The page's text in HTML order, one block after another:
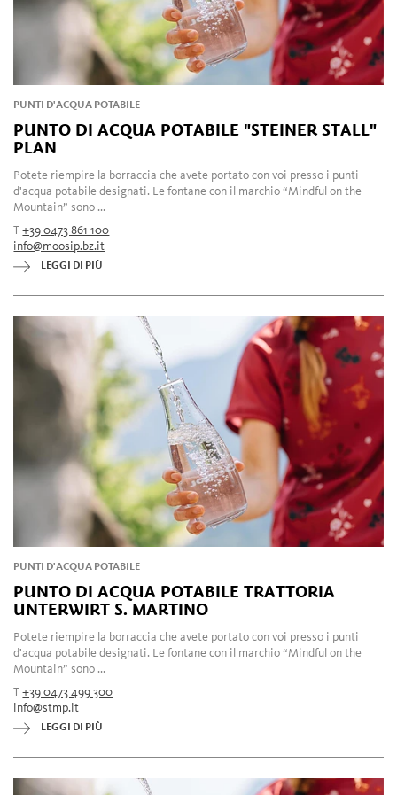
PUNTI D'ACQUA POTABILE
PUNTO DI ACQUA POTABILE "STEINER STALL"
PLAN
Potete riempire la borraccia che avete portato con voi presso i punti
d'acqua potabile designati. Le fontane con il marchio “Mindful on the
Mountain” sono ...
T+39 0473 861 100
info@moosip.bz.it
LEGGI DI PIÙ
PUNTI D'ACQUA POTABILE
PUNTO DI ACQUA POTABILE TRATTORIA
UNTERWIRT S. MARTINO
Potete riempire la borraccia che avete portato con voi presso i punti
d'acqua potabile designati. Le fontane con il marchio “Mindful on the
Mountain” sono ...
T+39 0473 499 300
info@stmp.it
LEGGI DI PIÙ